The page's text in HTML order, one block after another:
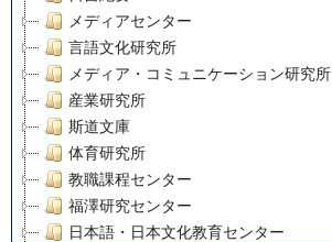
メディアセンター
言語文化研究所
メディア・コミュニケーション研究所
産業研究所
斯道文庫
体育研究所
教職課程センター
福澤研究センター
日本語・日本文化教育センター